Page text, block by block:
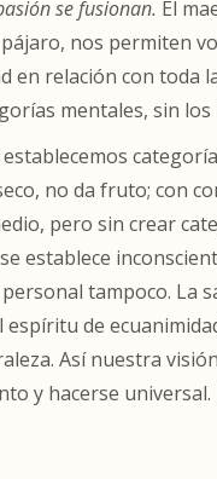
se fusionan. El
nos permiten
en relación con toda
mentales, sin
no da fruto; con
pero sin crear
establece
tampoco. La
de
Así nuestra
y hacerse